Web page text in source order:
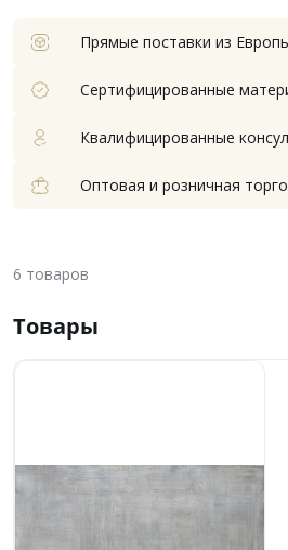
Прямые поставки из
Сертифицированные
Квалифицированные
Оптовая и розничная
6 товаров
Товары